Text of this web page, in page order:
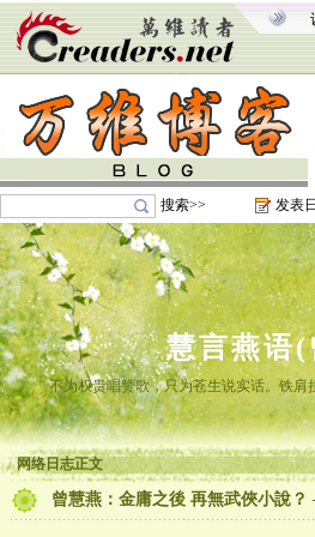
搜索>> 发表
慧言燕语
不为权贵唱赞歌，只为苍生说实话。铁
网络日志正文
曾慧燕：金庸之後 再無武俠小說